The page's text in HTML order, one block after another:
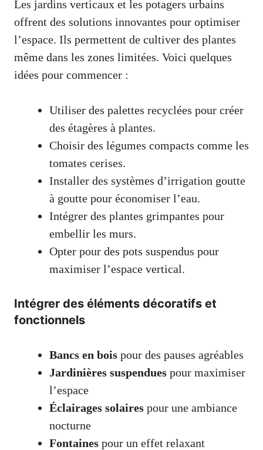
Les jardins verticaux et les potagers urbains
offrent des solutions innovantes pour optimiser
l’espace. Ils permettent de cultiver des plantes
même dans les zones limitées. Voici quelques
idées pour commencer :
Utiliser des palettes recyclées pour créer
des étagères à plantes.
Choisir des légumes compacts comme les
tomates cerises.
Installer des systèmes d’irrigation goutte
à goutte pour économiser l’eau.
Intégrer des plantes grimpantes pour
embellir les murs.
Opter pour des pots suspendus pour
maximiser l’espace vertical.
Intégrer des éléments décoratifs et
fonctionnels
Bancs en bois pour des pauses agréables
Jardinières suspendues pour maximiser
l’espace
Éclairages solaires pour une ambiance
nocturne
Fontaines pour un effet relaxant